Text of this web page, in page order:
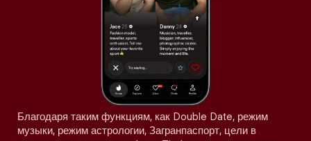
Благодаря таким функциям, как Double Date, режим
музыки, режим астрологии, Загранпаспорт, цели в